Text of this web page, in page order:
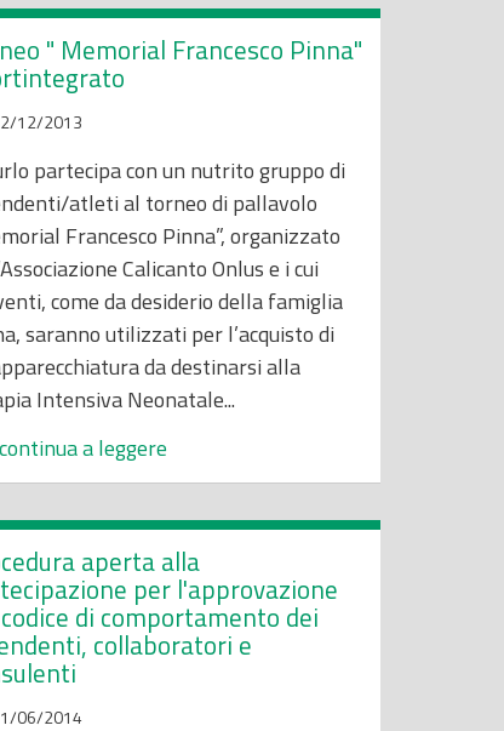
" Memorial Francesco Pinna"
12/2013
partecipa con un nutrito gruppo di
atleti al torneo di pallavolo
Francesco Pinna”, organizzato
Calicanto Onlus e i cui
come da desiderio della famiglia
saranno utilizzati per l’acquisto di
da destinarsi alla
Intensiva Neonatale...
continua a leggere
aperta alla
per l'approvazione
di comportamento dei
collaboratori e
06/2014